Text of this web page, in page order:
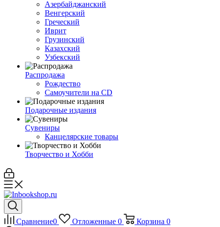
Азербайджанский
Венгерский
Греческий
Иврит
Грузинский
Казахский
Узбекский
Распродажа
Рождество
Самоучители на CD
Подарочные издания
Сувениры
Канцелярские товары
Творчество и Хобби
Сравнение0 Отложенные 0 Корзина 0